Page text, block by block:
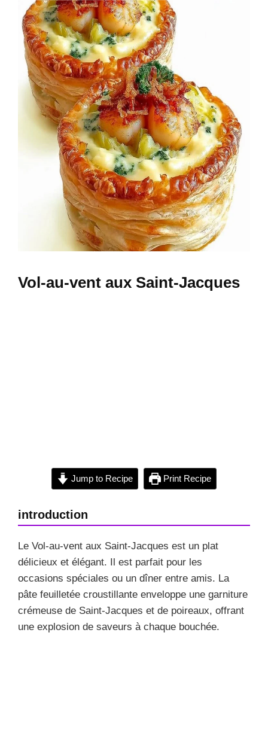
Vol-au-vent aux Saint-Jacques
Jump to Recipe Print Recipe
introduction
Le Vol-au-vent aux Saint-Jacques est un plat
délicieux et élégant. Il est parfait pour les
occasions spéciales ou un dîner entre amis. La
pâte feuilletée croustillante enveloppe une garniture
crémeuse de Saint-Jacques et de poireaux, offrant
une explosion de saveurs à chaque bouchée.